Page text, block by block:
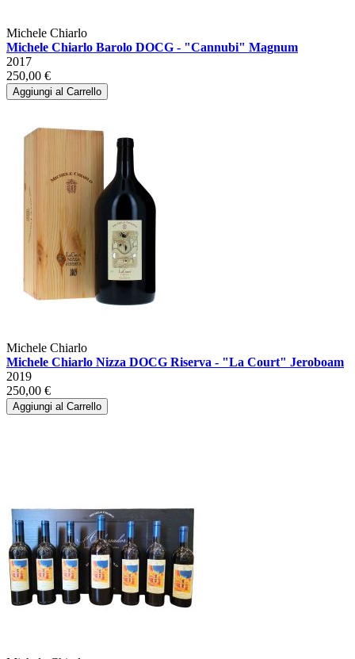
Michele Chiarlo
Michele Chiarlo Barolo DOCG - "Cannubi" Magnum
2017
250,00 €
Aggiungi al Carrello
Michele Chiarlo
Michele Chiarlo Nizza DOCG Riserva - "La Court" Jeroboam
2019
250,00 €
Aggiungi al Carrello